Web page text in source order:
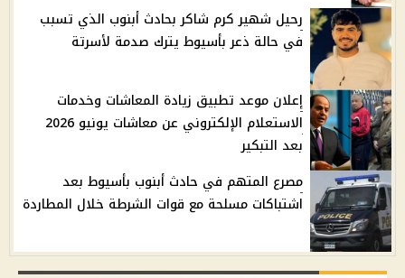
رحيل شهير كرم شاكر بحادث أبنوب الذي تسبب
في حالة ذعر بأسيوط يترك صدمة لأسرتة
إعلان موعد تطبيق زيادة المعاشات وخدمات
الاستعلام الإلكتروني عن معاشات يونيو 2026
بعد التبكير
مصرع المتهم في حادث أبنوب بأسيوط بعد
اشتباكات مسلحة مع قوات الشرطة خلال المطاردة